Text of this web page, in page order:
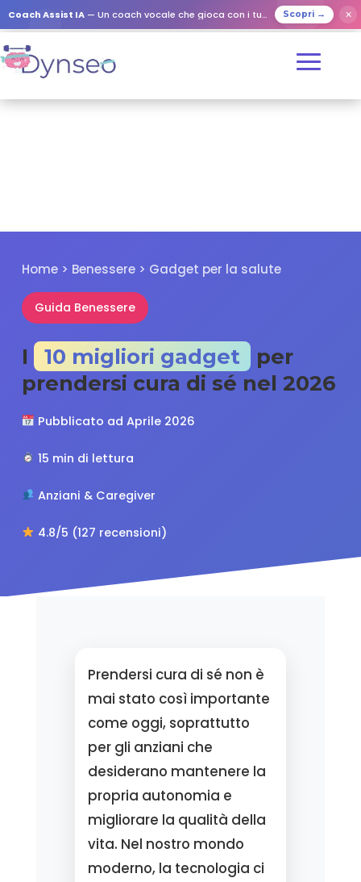
Coach Assist IA — Un coach vocale che gioca con i tuoi cari Scopri → ✕
Home > Benessere > Gadget per la salute
Guida Benessere
I 10 migliori gadget
per
prendersi cura di sé nel 2026
Pubblicato ad Aprile 2026
15 min di lettura
Anziani & Caregiver
4.8/5 (127 recensioni)
Prendersi cura di sé non è
mai stato così importante
come oggi, soprattutto
per gli anziani che
desiderano mantenere la
propria autonomia e
migliorare la qualità della
vita. Nel nostro mondo
moderno, la tecnologia ci